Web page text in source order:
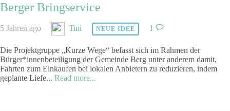
Berger Bringservice
5 Jahren ago Tini NEUE IDEE 1
Die Projektgruppe „Kurze Wege“ befasst sich im Rahmen der
Bürger*innenbeteiligung der Gemeinde Berg unter anderem damit,
Fahrten zum Einkaufen bei lokalen Anbietern zu reduzieren, indem
geplante Liefe... Read more...